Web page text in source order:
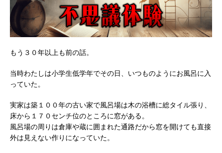
もう３０年以上も前の話。
当時わたしは小学生低学年でその日、いつものようにお風呂に入
っていた。
実家は築１００年の古い家で風呂場は木の浴槽に総タイル張り、
床から１７０センチ位のところに窓がある。
風呂場の周りは倉庫や蔵に囲まれた通路だから窓を開けても直接
外は見えない作りになっていた。